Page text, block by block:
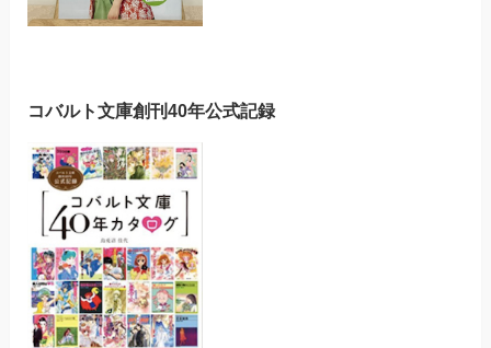
コバルト文庫創刊40年公式記録